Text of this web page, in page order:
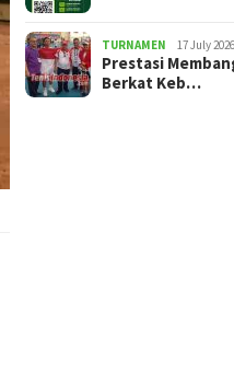
TURNAMEN 17 July 2026
Prestasi
Berkat Keb…